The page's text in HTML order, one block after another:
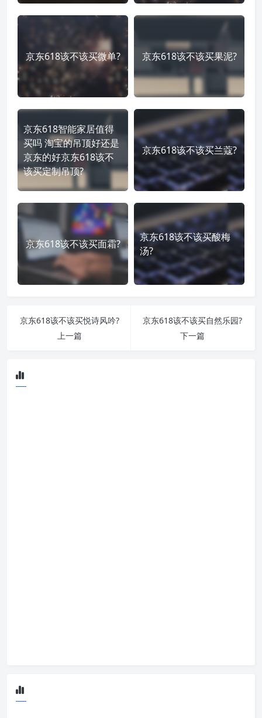
京东618该不该买微单? 京东618该不该买果泥?
京东618智能家居值得
买吗 淘宝的吊顶好还是
京东的好京东618该不
该买定制吊顶?
京东618该不该买兰蔻?
京东618该不该买面霜?
京东618该不该买酸梅
汤?
京东618该不该买悦诗风吟?
上一篇
京东618该不该买自然乐园?
下一篇